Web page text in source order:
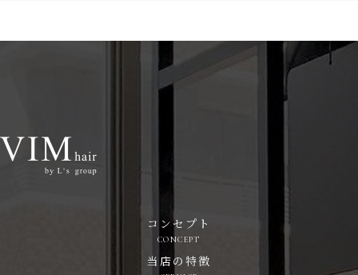
コンセプト
CONCEPT
当店の特徴